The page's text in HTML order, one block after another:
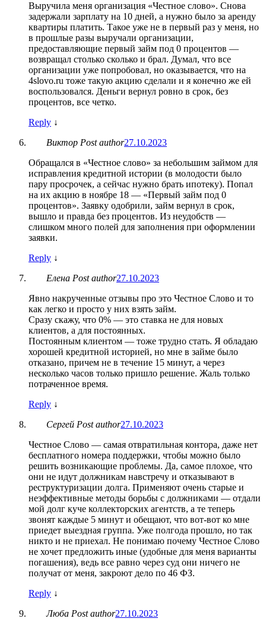
Выручила меня организация «Честное слово». Снова
задержали зарплату на 10 дней, а нужно было за аренду
квартиры платить. Такое уже не в первый раз у меня, но
в прошлые разы выручали организации,
предоставляющие первый займ под 0 процентов —
возвращал столько сколько и брал. Думал, что все
организации уже попробовал, но оказывается, что на
4slovo.ru тоже такую акцию сделали и я конечно же ей
воспользовался. Деньги вернул ровно в срок, без
процентов, все четко.
Reply ↓
Виктор Post author27.10.2023
Обращался в «Честное слово» за небольшим займом для
исправления кредитной истории (в молодости было
пару просрочек, а сейчас нужно брать ипотеку). Попал
на их акцию в ноябре 18 — «Первый займ под 0
процентов». Заявку одобрили, займ вернул в срок,
вышло и правда без процентов. Из неудобств —
слишком много полей для заполнения при оформлении
заявки.
Reply ↓
Елена Post author27.10.2023
Явно накрученные отзывы про это Честное Слово и то
как легко и просто у них взять займ.
Сразу скажу, что 0% — это ставка не для новых
клиентов, а для постоянных.
Постоянным клиентом — тоже трудно стать. Я обладаю
хорошей кредитной историей, но мне в займе было
отказано, причем не в течение 15 минут, а через
несколько часов только пришло решение. Жаль только
потраченное время.
Reply ↓
Сергей Post author27.10.2023
Честное Слово — самая отвратильная контора, даже нет
бесплатного номера поддержки, чтобы можно было
решить возникающие проблемы. Да, самое плохое, что
они не идут должникам навстречу и отказывают в
реструктуризации долга. Применяют очень старые и
неэффективные методы борьбы с должниками — отдали
мой долг куче коллекторских агентств, а те теперь
звонят каждые 5 минут и обещают, что вот-вот ко мне
приедет выездная группа. Уже полгода прошло, но так
никто и не приехал. Не понимаю почему Честное Слово
не хочет предложить иные (удобные для меня варианты
погашения), ведь все равно через суд они ничего не
получат от меня, закроют дело по 46 ФЗ.
Reply ↓
Люба Post author27.10.2023